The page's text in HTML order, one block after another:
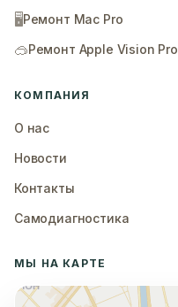
🖥️Ремонт Mac Pro
🥽Ремонт Apple Vision Pro
КОМПАНИЯ
О нас
Новости
Контакты
Самодиагностика
МЫ НА КАРТЕ